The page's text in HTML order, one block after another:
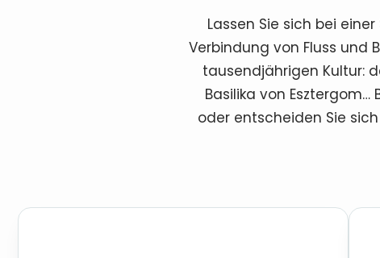
Lassen Sie sich bei
Verbindung von Fluss und
tausendjährigen Kultur:
Basilika von
oder entscheiden Sie